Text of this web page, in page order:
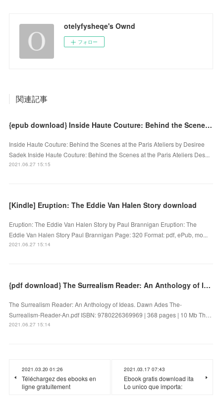
otelyfysheqe's Ownd
フォロー
関連記事
{epub download} Inside Haute Couture: Behind the Scenes at the Paris Ateliers
Inside Haute Couture: Behind the Scenes at the Paris Ateliers by Desiree
Sadek Inside Haute Couture: Behind the Scenes at the Paris Ateliers Des...
2021.06.27 15:15
[Kindle] Eruption: The Eddie Van Halen Story download
Eruption: The Eddie Van Halen Story by Paul Brannigan Eruption: The
Eddie Van Halen Story Paul Brannigan Page: 320 Format: pdf, ePub, mo...
2021.06.27 15:14
{pdf download} The Surrealism Reader: An Anthology of Ideas
The Surrealism Reader: An Anthology of Ideas. Dawn Ades The-
Surrealism-Reader-An.pdf ISBN: 9780226369969 | 368 pages | 10 Mb Th…
2021.06.27 15:14
2021.03.20 01:26
Téléchargez des ebooks en
ligne gratuitement
2021.03.17 07:43
Ebook gratis download ita
Lo unico que importa: